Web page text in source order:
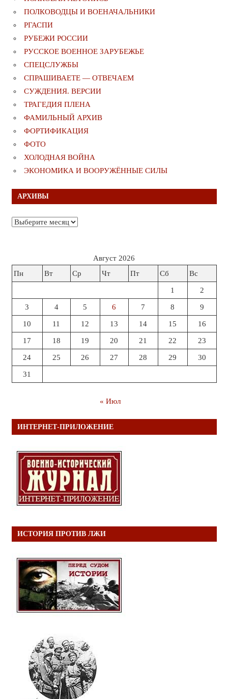
ПОЛКОВОДЦЫ И ВОЕНАЧАЛЬНИКИ
РГАСПИ
РУБЕЖИ РОССИИ
РУССКОЕ ВОЕННОЕ ЗАРУБЕЖЬЕ
СПЕЦСЛУЖБЫ
СПРАШИВАЕТЕ — ОТВЕЧАЕМ
СУЖДЕНИЯ. ВЕРСИИ
ТРАГЕДИЯ ПЛЕНА
ФАМИЛЬНЫЙ АРХИВ
ФОРТИФИКАЦИЯ
ФОТО
ХОЛОДНАЯ ВОЙНА
ЭКОНОМИКА И ВООРУЖЁННЫЕ СИЛЫ
АРХИВЫ
Архивы
Август 2026
Пн
Вт Ср Чт Пт Сб Вс
1 2
3 4 5 6 7 8 9
10 11 12 13 14 15 16
17 18 19 20 21 22 23
24 25 26 27 28 29 30
31
« Июл
ИНТЕРНЕТ-ПРИЛОЖЕНИЕ
ИСТОРИЯ ПРОТИВ ЛЖИ